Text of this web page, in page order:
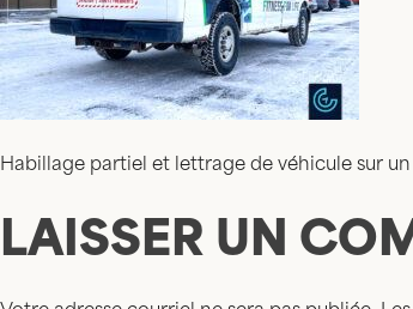
Habillage partiel et lettrage de véhicule sur
LAISSER UN